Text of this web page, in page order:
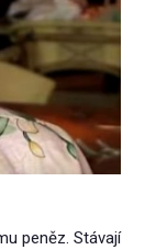
peněz. Stávají